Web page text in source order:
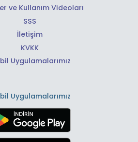
ve Kullanım Videoları
SSS
İletişim
KVKK
Uygulamalarımız
Uygulamalarımız